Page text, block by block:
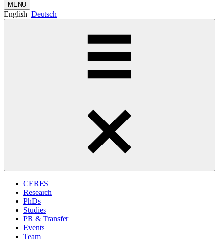
MENU
English Deutsch
CERES
Research
PhDs
Studies
PR & Transfer
Events
Team